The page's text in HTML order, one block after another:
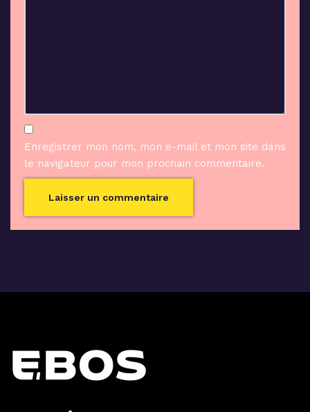
Enregistrer mon nom, mon e-mail et mon site dans
le navigateur pour mon prochain commentaire.